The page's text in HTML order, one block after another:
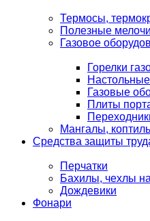
Термосы,
Полезные мелочи
Газовое
Горелки
Газовые
Плиты
Мангалы,
Средства защиты
Перчатки
Бахилы, чехлы
Дождевики
Фонари